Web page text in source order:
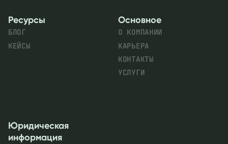
Ресурсы
БЛОГ
КЕЙСЫ
Основное
О КОМПАНИИ
КАРЬЕРА
КОНТАКТЫ
УСЛУГИ
Юридическая
информация